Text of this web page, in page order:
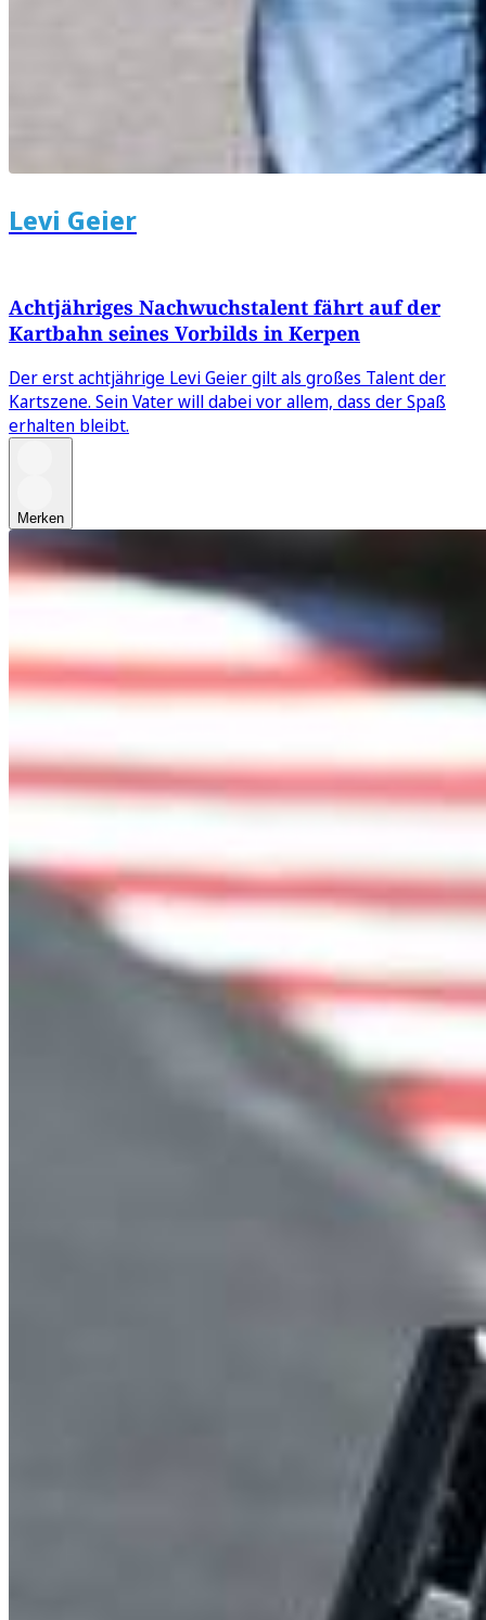
Levi Geier
Achtjähriges Nachwuchstalent fährt auf der
Kartbahn seines Vorbilds in Kerpen
Der erst achtjährige Levi Geier gilt als großes Talent der
Kartszene. Sein Vater will dabei vor allem, dass der Spaß
erhalten bleibt.
Merken